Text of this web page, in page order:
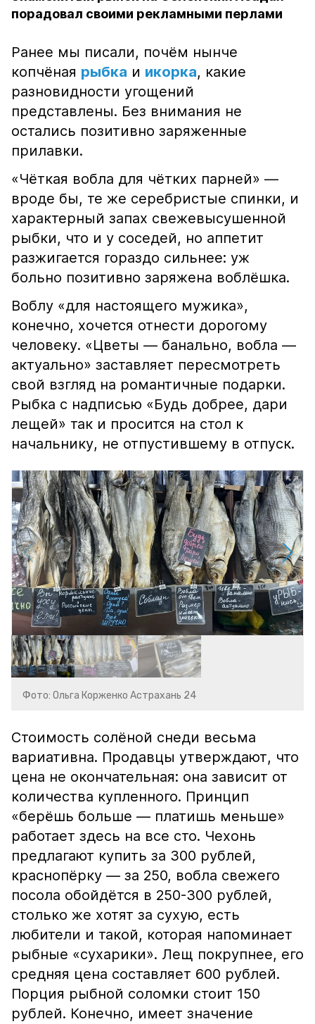
порадовал своими рекламными перлами
Ранее мы писали, почём нынче
копчёная рыбка и икорка, какие
разновидности угощений
представлены. Без внимания не
остались позитивно заряженные
прилавки.
«Чёткая вобла для чётких парней» —
вроде бы, те же серебристые спинки, и
характерный запах свежевысушенной
рыбки, что и у соседей, но аппетит
разжигается гораздо сильнее: уж
больно позитивно заряжена воблёшка.
Воблу «для настоящего мужика»,
конечно, хочется отнести дорогому
человеку. «Цветы — банально, вобла —
актуально» заставляет пересмотреть
свой взгляд на романтичные подарки.
Рыбка с надписью «Будь добрее, дари
лещей» так и просится на стол к
начальнику, не отпустившему в отпуск.
Фото: Ольга Корженко Астрахань 24
Стоимость солёной снеди весьма
вариативна. Продавцы утверждают, что
цена не окончательная: она зависит от
количества купленного. Принцип
«берёшь больше — платишь меньше»
работает здесь на все сто. Чехонь
предлагают купить за 300 рублей,
краснопёрку — за 250, вобла свежего
посола обойдётся в 250-300 рублей,
столько же хотят за сухую, есть
любители и такой, которая напоминает
рыбные «сухарики». Лещ покрупнее, его
средняя цена составляет 600 рублей.
Порция рыбной соломки стоит 150
рублей. Конечно, имеет значение